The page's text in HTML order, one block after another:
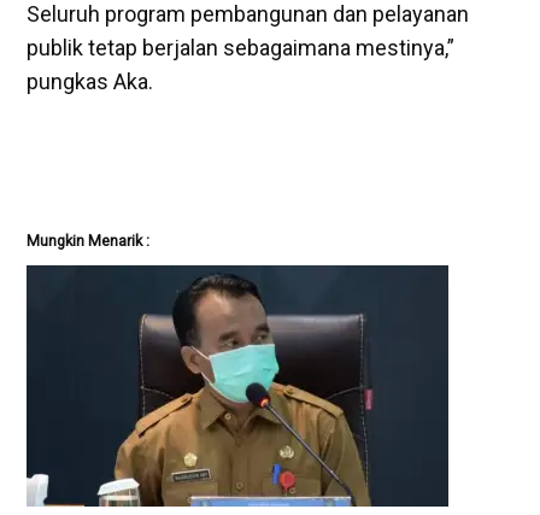
Seluruh program pembangunan dan pelayanan
publik tetap berjalan sebagaimana mestinya,”
pungkas Aka.
Mungkin Menarik :